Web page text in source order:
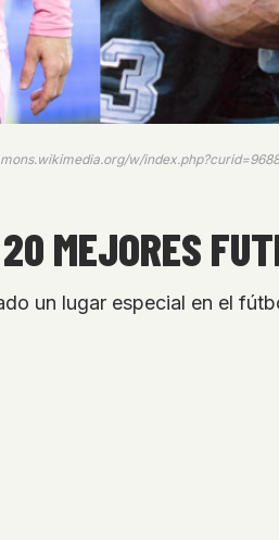
w/
MEJORES
un lugar especial en el